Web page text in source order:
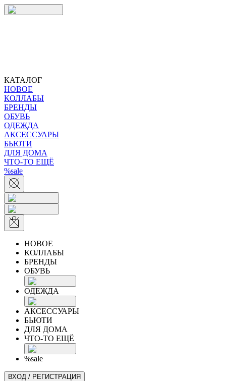
КАТАЛОГ
НОВОЕ
КОЛЛАБЫ
БРЕНДЫ
ОБУВЬ
ОДЕЖДА
АКСЕССУАРЫ
БЬЮТИ
ДЛЯ ДОМА
ЧТО-ТО ЕЩЁ
%sale
НОВОЕ
КОЛЛАБЫ
БРЕНДЫ
ОБУВЬ
ОДЕЖДА
АКСЕССУАРЫ
БЬЮТИ
ДЛЯ ДОМА
ЧТО-ТО ЕЩЁ
%sale
ВХОД / РЕГИСТРАЦИЯ